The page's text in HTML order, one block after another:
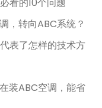
看的10个问题
，转向ABC系统？
表了怎样的技术方
装ABC空调，能省